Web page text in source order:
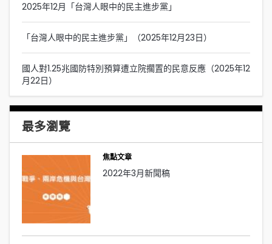
2025年12月「台灣人眼中的民主進步黨」
「台灣人眼中的民主進步黨」（2025年12月23日）
國人對1.25兆國防特別預算遭立院擱置的民意反應（2025年12
月22日）
最多瀏覽
焦點文章
2022年3月新聞稿